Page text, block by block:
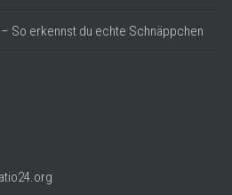
So erkennst du echte Schnäppchen